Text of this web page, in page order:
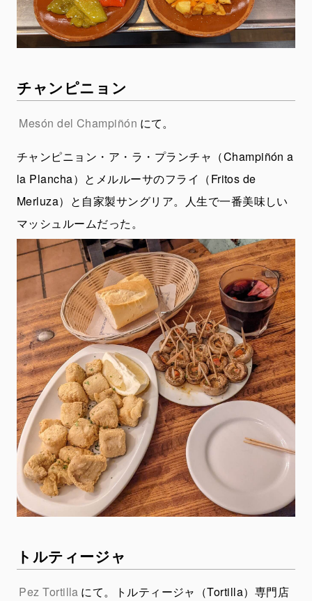
チャンピニョン
Mesón del Champiñón にて。
チャンピニョン・ア・ラ・プランチャ（Champiñón a
la Plancha）とメルルーサのフライ（Fritos de
Merluza）と自家製サングリア。人生で一番美味しい
マッシュルームだった。
トルティージャ
Pez Tortilla にて。トルティージャ（Tortilla）専門店